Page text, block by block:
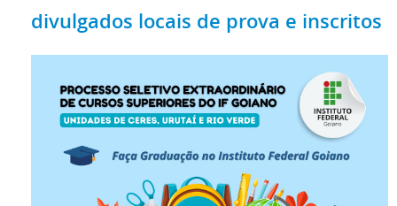
divulgados locais de prova e inscritos